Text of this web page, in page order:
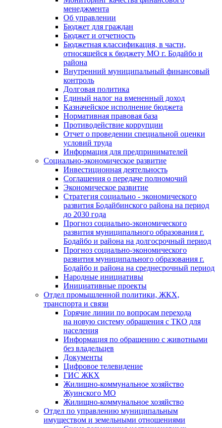
менеджмента
Об управлении
Бюджет для граждан
Бюджет и отчетность
Бюджетная классификация, в части,
относящейся к бюджету МО г. Бодайбо и
района
Внутренний муниципальный финансовый
контроль
Долговая политика
Единый налог на вмененный доход
Казначейское исполнение бюджета
Нормативная правовая база
Противодействие коррупции
Отчет о проведении специальной оценки
условий труда
Информация для предпринимателей
Социально-экономическое развитие
Инвестиционная деятельность
Соглашения о передаче полномочий
Экономическое развитие
Стратегия социально - экономического
развития Бодайбинского района на период
до 2030 года
Прогноз социально-экономического
развития муниципального образования г.
Бодайбо и района на долгосрочный период
Прогноз социально-экономического
развития муниципального образования г.
Бодайбо и района на среднесрочный период
Народные инициативы
Инициативные проекты
Отдел промышленной политики, ЖКХ,
транспорта и связи
Горячие линии по вопросам перехода
на новую систему обращения с ТКО для
населения
Информация по обращению с животными
без владельцев
Документы
Цифровое телевидение
ГИС ЖКХ
Жилищно-коммунальное хозяйство
Жуинского МО
Жилищно-коммунальное хозяйство
Отдел по управлению муниципальным
имуществом и земельными отношениями